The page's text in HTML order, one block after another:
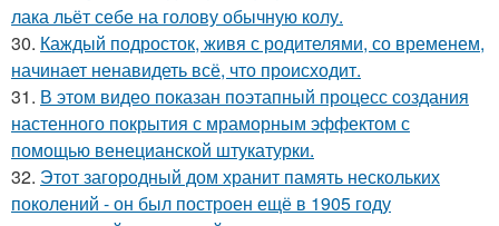
лака льёт себе на голову обычную колу.
30. Каждый подросток, живя с родителями, со временем,
начинает ненавидеть всё, что происходит.
31. В этом видео показан поэтапный процесс создания
настенного покрытия с мраморным эффектом с
помощью венецианской штукатурки.
32. Этот загородный дом хранит память нескольких
поколений - он был построен ещё в 1905 году